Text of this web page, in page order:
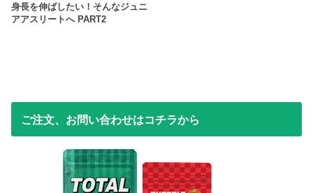
身長を伸ばしたい！そんなジュニ
アアスリートへ PART2
ご注文、お問い合わせはコチラから